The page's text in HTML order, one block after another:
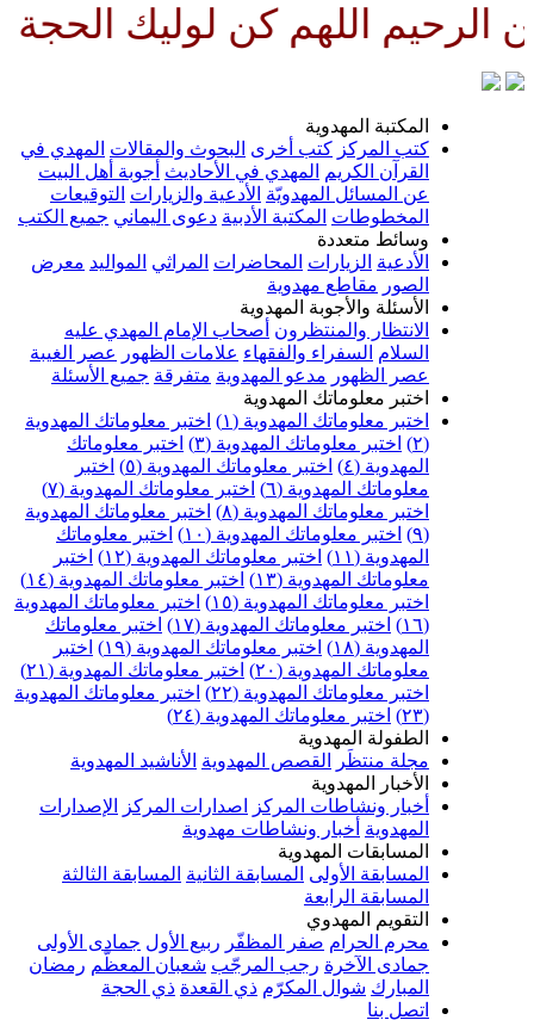
كن لوليك الحجة بن الحسن
المهدوية
كتب أخرى البحوث والمقالات المهدي في
المهدي في الأحاديث أجوبة أهل البيت
المسائل المهدويّة الأدعية والزيارات التوقيعات
المكتبة الأدبية دعوى اليماني جميع الكتب
متعددة
الزيارات المحاضرات المراثي المواليد معرض
مقاطع مهدوية
والأجوبة المهدوية
والمنتظرون أصحاب الإمام المهدي عليه
السفراء والفقهاء علامات الظهور عصر الغيبة
مدعو المهدوية متفرقة جميع الأسئلة
معلوماتك المهدوية
معلوماتك المهدوية (١)
اختبر معلوماتك المهدوية
اختبر معلوماتك المهدوية (٣)
اختبر معلوماتك
اختبر معلوماتك المهدوية (٥)
اختبر
المهدوية (٦)
اختبر معلوماتك المهدوية (٧)
معلوماتك المهدوية (٨)
اختبر معلوماتك المهدوية
اختبر معلوماتك المهدوية (١٠)
اختبر معلوماتك
اختبر معلوماتك المهدوية (١٢)
اختبر
المهدوية (١٣)
اختبر معلوماتك المهدوية (١٤)
معلوماتك المهدوية (١٥)
اختبر معلوماتك المهدوية
اختبر معلوماتك المهدوية (١٧)
اختبر معلوماتك
اختبر معلوماتك المهدوية (١٩)
اختبر
المهدوية (٢٠)
اختبر معلوماتك المهدوية (٢١)
معلوماتك المهدوية (٢٢)
اختبر معلوماتك المهدوية
اختبر معلوماتك المهدوية (٢٤)
المهدوية
منتظَر
القصص المهدوية الأناشيد المهدوية
المهدوية
ونشاطات المركز اصدارات المركز الإصدارات
أخبار ونشاطات مهدوية
المهدوية
الأولى المسابقة الثانية المسابقة الثالثة
الرابعة
المهدوي
الحرام
صفر المظفّر ربيع الأول جمادى الأولى
رجب المرجّب شعبان المعظّم رمضان
شوال المكرّم ذي القعدة ذي الحجة